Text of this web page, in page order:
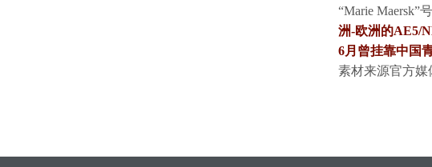
“Marie Maersk”
洲-欧洲的AE5/
6月曾挂靠中国
素材来源官方媒